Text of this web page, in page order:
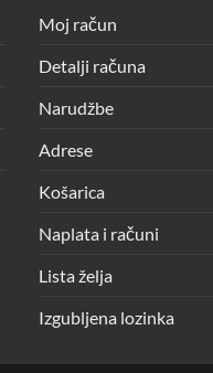
Moj račun
Detalji računa
Narudžbe
Adrese
Košarica
Naplata i računi
Lista želja
Izgubljena lozinka